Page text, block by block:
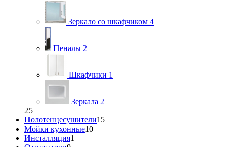
Зеркало со шкафчиком 4
Пеналы 2
Шкафчики 1
Зеркала 2
25
Полотенцесушители15
Мойки кухонные10
Инсталляция1